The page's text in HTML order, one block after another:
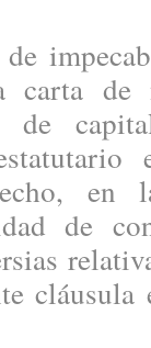
carta de
de
en
de